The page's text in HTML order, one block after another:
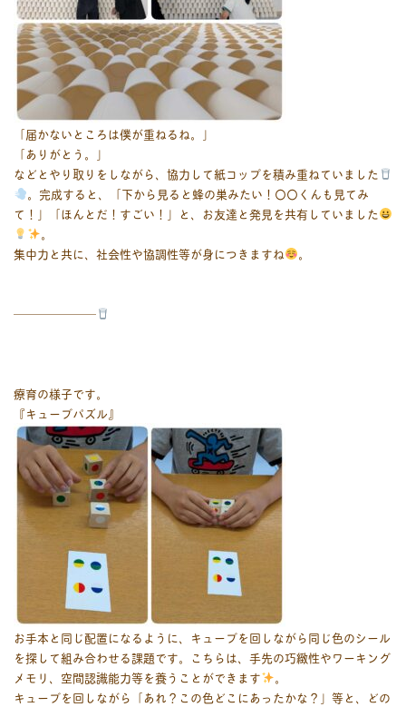
「届かないところは僕が重ねるね。」
「ありがとう。」
などとやり取りをしながら、協力して紙コップを積み重ねていました
。完成すると、「下から見ると蜂の巣みたい！〇〇くんも見てみ
て！」「ほんとだ！すごい！」と、お友達と発見を共有していました
。
集中力と共に、社会性や協調性等が身につきますね
。
―――――――
療育の様子です。
『キューブパズル』
お手本と同じ配置になるように、キューブを回しながら同じ色のシール
を探して組み合わせる課題です。こちらは、手先の巧緻性やワーキング
メモリ、空間認識能力等を養うことができます
。
キューブを回しながら「あれ？この色どこにあったかな？」等と、どの